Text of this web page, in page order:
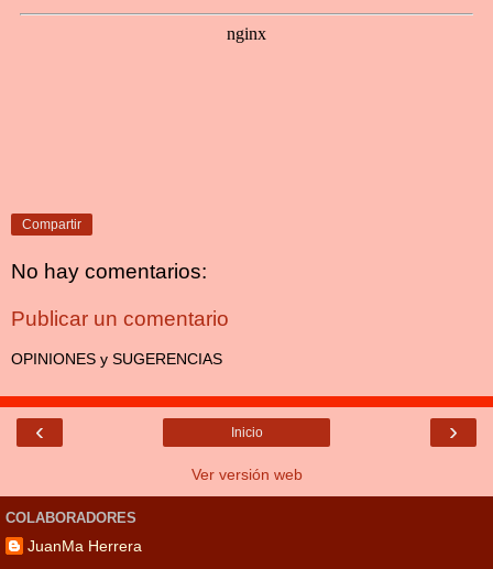
Compartir
No hay comentarios:
Publicar un comentario
OPINIONES y SUGERENCIAS
‹ ›
Inicio
Ver versión web
COLABORADORES
JuanMa Herrera